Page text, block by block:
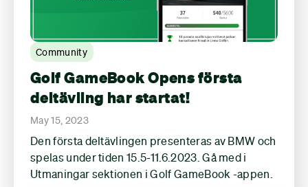
Community
Golf GameBook Opens första
deltävling har startat!
May 15, 2023
Den första deltävlingen presenteras av BMW och
spelas under tiden 15.5-11.6.2023. Gå med i
Utmaningar sektionen i Golf GameBook -appen.